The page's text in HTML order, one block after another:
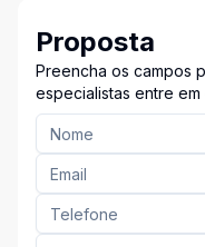
Proposta
Preencha os campos
especialistas entre em